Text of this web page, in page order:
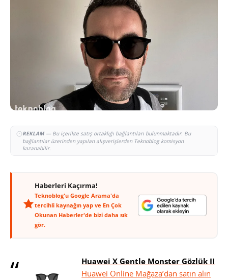
REKLAM— Bu içerikte satış ortaklığı bağlantıları bulunmaktadır. Bu
bağlantılar üzerinden yapılan alışverişlerden Teknoblog komisyon
kazanabilir.
Haberleri Kaçırma!
Teknoblog'u Google Arama'da
tercihli kaynağın yap ve En Çok
Okunan Haberler'de bizi daha sık
gör.
Huawei X Gentle Monster Gözlük II
Huawei Online Mağaza’dan satın alın